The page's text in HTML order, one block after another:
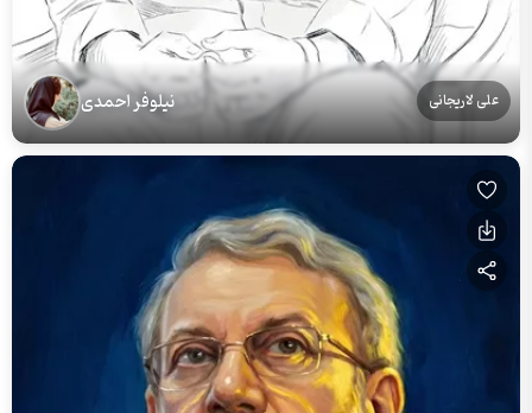
علی لاریجانی نیلوفر احمدی